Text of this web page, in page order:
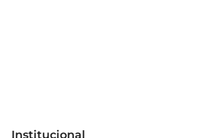
Institucional